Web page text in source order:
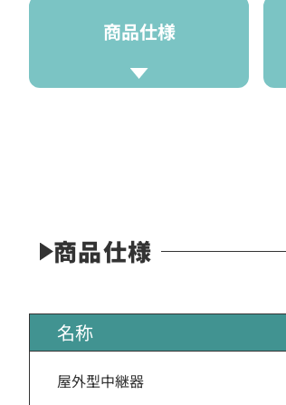
商品仕様
商品仕様
名称
屋外型中継器